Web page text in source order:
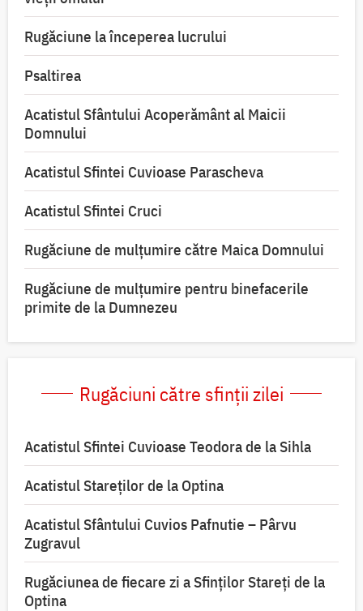
Rugăciune la începerea lucrului
Psaltirea
Acatistul Sfântului Acoperământ al Maicii
Domnului
Acatistul Sfintei Cuvioase Parascheva
Acatistul Sfintei Cruci
Rugăciune de mulţumire către Maica Domnului
Rugăciune de mulțumire pentru binefacerile
primite de la Dumnezeu
Rugăciuni către sfinții zilei
Acatistul Sfintei Cuvioase Teodora de la Sihla
Acatistul Stareţilor de la Optina
Acatistul Sfântului Cuvios Pafnutie – Pârvu
Zugravul
Rugăciunea de fiecare zi a Sfinților Stareți de la
Optina